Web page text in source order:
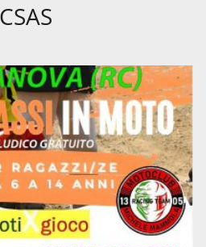
CSAS